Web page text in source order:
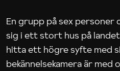
En grupp på sex personer
sig i ett stort hus på
hitta ett högre syfte med
bekännelsekamera är